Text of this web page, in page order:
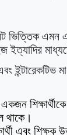
এমন এক
ইত্যাদির
ইন্টারেকটিভ
থাকে।
এবং